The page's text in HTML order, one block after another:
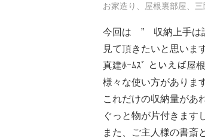
お家造り、屋根裏部屋、
今回は ” 収納上手は
見て頂きたいと思いま
真建ﾎｰﾑｽﾞ といえば屋
様々な使い方がありま
これだけの収納量があ
ぐっと物が片付きます
また、ご主人様の書斎